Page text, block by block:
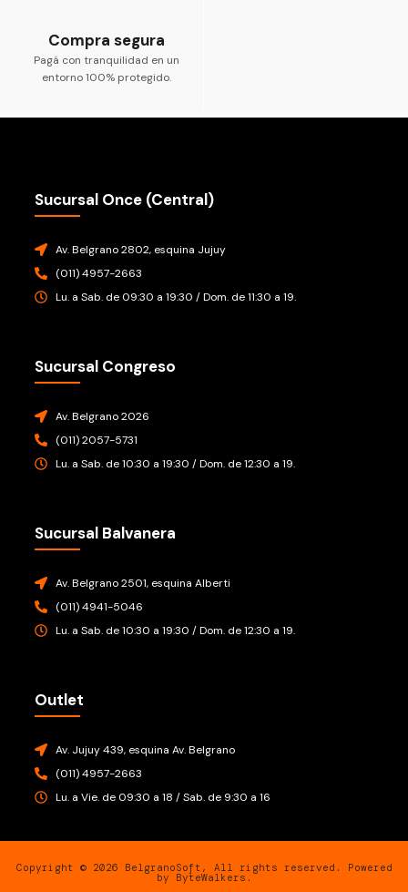
Compra segura
Pagá con tranquilidad en un
entorno 100% protegido.
Sucursal Once (Central)
Av. Belgrano 2802, esquina Jujuy
(011) 4957-2663
Lu. a Sab. de 09:30 a 19:30 / Dom. de 11:30 a 19.
Sucursal Congreso
Av. Belgrano 2026
(011) 2057-5731
Lu. a Sab. de 10:30 a 19:30 / Dom. de 12:30 a 19.
Sucursal Balvanera
Av. Belgrano 2501, esquina Alberti
(011) 4941-5046
Lu. a Sab. de 10:30 a 19:30 / Dom. de 12:30 a 19.
Outlet
Av. Jujuy 439, esquina Av. Belgrano
(011) 4957-2663
Lu. a Vie. de 09:30 a 18 / Sab. de 9:30 a 16
Copyright © 2026 BelgranoSoft, All rights reserved. Powered
by ByteWalkers.